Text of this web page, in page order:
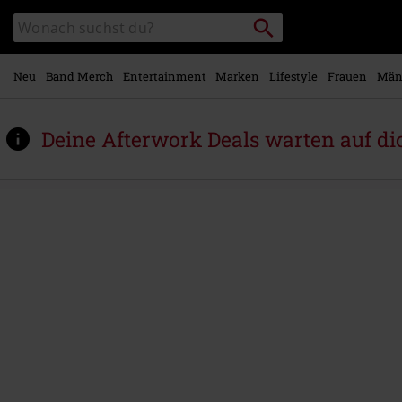
Hauptinhalt
springen
Katalog
durchsuchen
Packstation
suchen
Neu Band Merch Entertainment Marken Lifestyle Frauen
Deine Afterwork Deals warten auf